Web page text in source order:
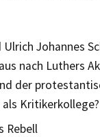
Johannes
nach Luthers
der
Kritikerkollege?
Rebell